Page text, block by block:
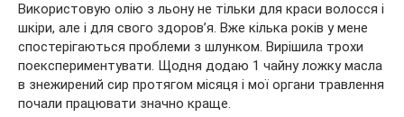
Використовую олію з льону не тільки для краси волосся і
шкіри, але і для свого здоров’я. Вже кілька років у мене
спостерігаються проблеми з шлунком. Вирішила трохи
поекспериментувати. Щодня додаю 1 чайну ложку масла
в знежирений сир протягом місяця і мої органи травлення
почали працювати значно краще.